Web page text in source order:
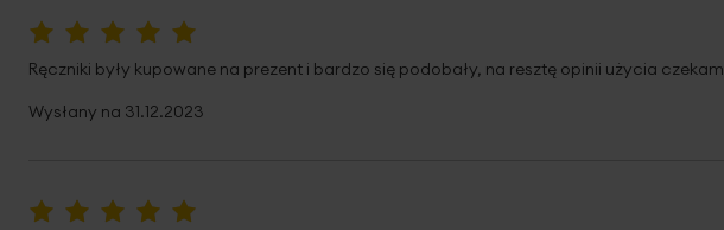
Ręczniki były kupowane na prezent i bardzo się podobały, na resztę opinii użycia czekam
Wysłany na 31.12.2023